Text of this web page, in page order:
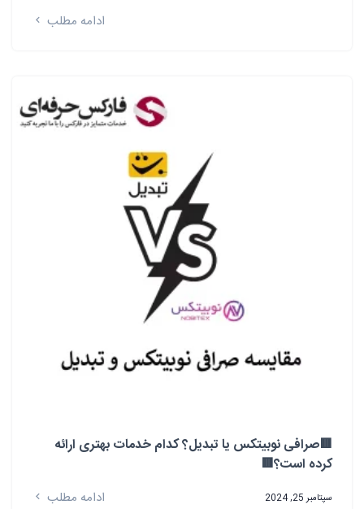
ادامه مطلب
🟥صرافی نوبیتکس یا تبدیل؟ کدام خدمات بهتری ارائه
کرده است؟🟥
سپتامبر 25, 2024 ادامه مطلب